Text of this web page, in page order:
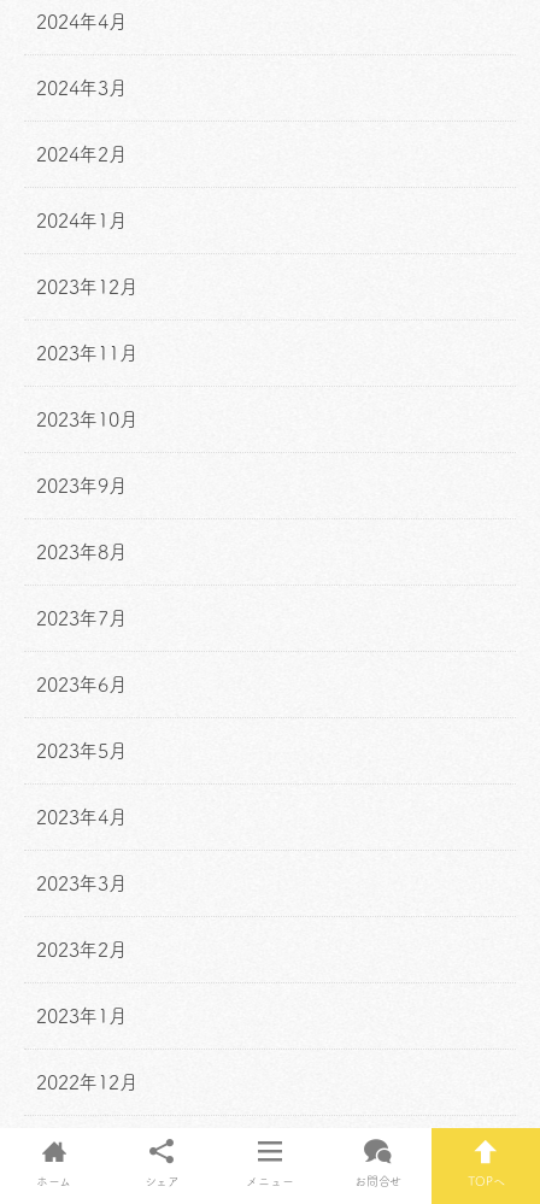
2024年4月
2024年3月
2024年2月
2024年1月
2023年12月
2023年11月
2023年10月
2023年9月
2023年8月
2023年7月
2023年6月
2023年5月
2023年4月
2023年3月
2023年2月
2023年1月
2022年12月
2022年11月
ホーム シェア メニュー お問合せ TOPへ